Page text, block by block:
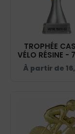
TROPHÉE
VÉLO RÉSINE -
À partir de